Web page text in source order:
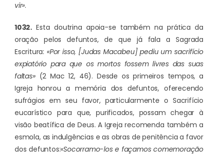
vir».
1032. Esta doutrina apoia-se também na prática da
oração pelos defuntos, de que já fala a Sagrada
Escritura: «Por isso, [Judas Macabeu] pediu um sacrifício
expiatório para que os mortos fossem livres das suas
faltas»(2 Mac 12, 46). Desde os primeiros tempos, a
Igreja honrou a memória dos defuntos, oferecendo
sufrágios em seu favor, particularmente o Sacrifício
eucarístico para que, purificados, possam chegar à
visão beatífica de Deus. A Igreja recomenda também a
esmola, as indulgências e as obras de penitência a favor
dos defuntos:«Socorramo-los e façamos comemoração